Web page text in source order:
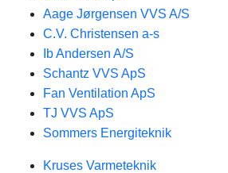
Aage Jørgensen VVS A/S
C.V. Christensen a-s
Ib Andersen A/S
Schantz VVS ApS
Fan Ventilation ApS
TJ VVS ApS
Sommers Energiteknik
Kruses Varmeteknik